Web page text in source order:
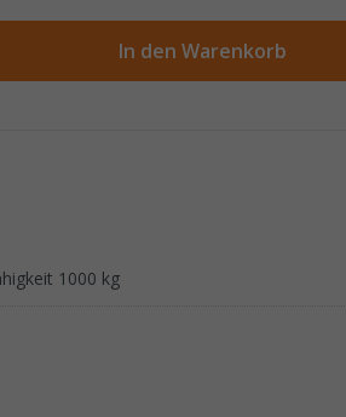
In den Warenkorb
1000 kg